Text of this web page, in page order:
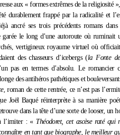
aux « formes extrêmes de la religiosité
durablement frappé par la radicalité et
ancré ses trois précédents romans
garée le long d’une autoroute où ruminait
vertigineux royaume virtuel où
des chasseurs d’icebergs (la Fonte
pas en termes d’absolu. Le romancier
des antihéros pathétiques et
, roman de cette rentrée, ce n’est pas
Joël Baqué réinterprète à sa manière
dans la tête d’une sorte de looser, un
l’imiter : « Théodoret, cet ascèse raté
en tant que biographe, le meilleur